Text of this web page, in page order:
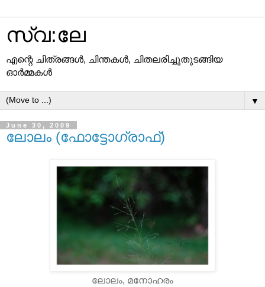
സ്വ:ലേ
എന്റെ ചിത്രങ്ങള്‍, ചിന്തകള്‍, ചിതലരിച്ചുതുടങ്ങിയ
ഓര്‍മ്മകള്‍
▼
June 30, 2009
ലോലം (ഫോട്ടോഗ്രാഫ്)
ലോലം, മനോഹരം